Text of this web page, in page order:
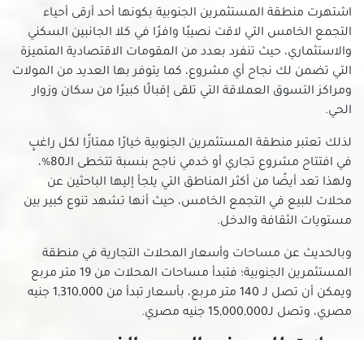
محلات للبيع في مدينة بدر
محلات للبيع في مدينة نصر
محلات للبيع في مدينة نور
محلات للبيع في مدينتي
محلات للبيع في مصر القديمة
محلات للبيع في منشأة ناصر
محلات للبيع في منشية البكرى
محلات للبيع في ميدان هليوبوليس بمصر الجديدة
محلات للبيع في ميفيدا التجمع الخامس
محلات للبيع في هليوبوليس الجديدة
محلات للبيع في وسط البلد
اشتهرت منطقة المستثمرين الجنوبية بكونها أحد أرقى أحياء
التجمع الخامس التي لاقت نصيبًا وافرًا في كلا الجانبين السكني
والاستثماري، حيث تنفرد بعدد من المقومات الاقتصادية المتميزة
التي تضمن لك نجاح أي مشروع، كما يتوفر بها العديد من المولات
ومراكز التسوق العملاقة التي تلقى إقبالًا كبيرًا من سكان وزوار
الحي.
لذلك تعتبر منطقة المستثمرين الجنوبية خيارًا ممتازًا لكل راغبٍ
في افتتاح مشروع تجاري أو خدمي ناجح بنسبة تتخطى الـ80%،
ولهذا تعد أيضًا من أكثر المناطق التي يلجأ إليها الباحثين عن
محلات للبيع في التجمع الخامس، حيث أنها تشهد تنوع كبير بين
مستويات الثقافة والدخل.
وبالحديث عن مساحات وأسعار المحلات التجارية في منطقة
المستثمرين الجنوبية؛ فتبدأ مساحات المحلات من 19 متر مربع
ويمكن أن تصل لـ 140 متر مربع، بأسعار تبدأ من 1,310,000 جنيه
مصري، وتصل لـ15,000,000 جنيه مصري.